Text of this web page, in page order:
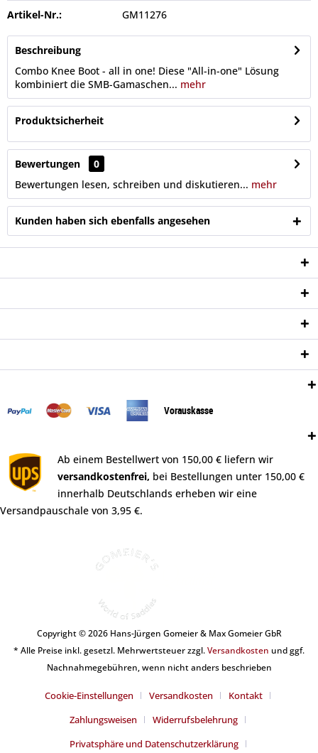
Artikel-Nr.: GM11276
Beschreibung
Combo Knee Boot - all in one! Diese "All-in-one" Lösung
kombiniert die SMB-Gamaschen... mehr
Produktsicherheit
Bewertungen
0
Bewertungen lesen, schreiben und diskutieren... mehr
Kunden haben sich ebenfalls angesehen
Vorauskasse
Ab einem Bestellwert von 150,00 € liefern wir
versandkostenfrei, bei Bestellungen unter 150,00 €
innerhalb Deutschlands erheben wir eine
Versandpauschale von 3,95 €.
Copyright © 2026 Hans-Jürgen Gomeier & Max Gomeier GbR
* Alle Preise inkl. gesetzl. Mehrwertsteuer zzgl.Versandkosten und ggf.
Nachnahmegebühren, wenn nicht anders beschrieben
Cookie-Einstellungen Versandkosten
Kontakt
Zahlungsweisen
Widerrufsbelehrung
Privatsphäre und Datenschutzerklärung